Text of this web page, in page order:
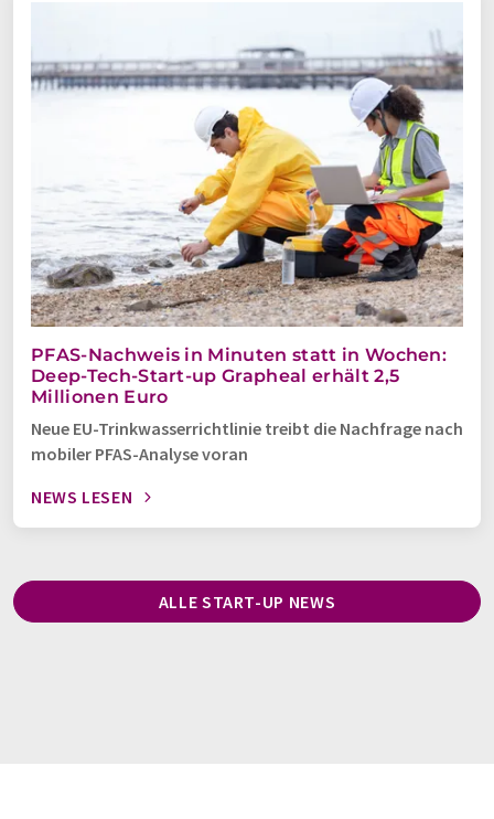
PFAS-Nachweis in Minuten statt in Wochen:
Deep-Tech-Start-up Grapheal erhält 2,5
Millionen Euro
Neue EU-Trinkwasserrichtlinie treibt die Nachfrage nach
mobiler PFAS-Analyse voran
NEWS LESEN
ALLE START-UP NEWS